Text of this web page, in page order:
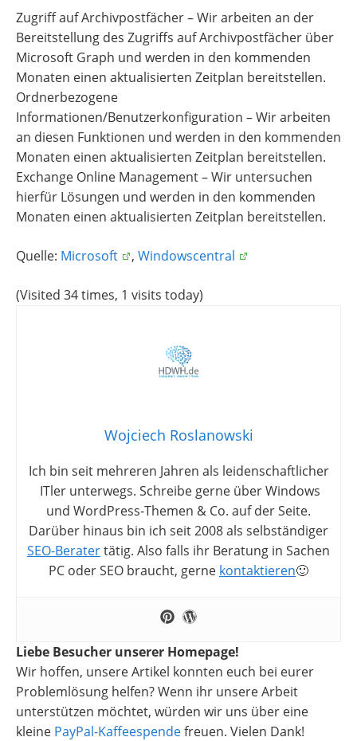
Zugriff auf Archivpostfächer – Wir arbeiten an der
Bereitstellung des Zugriffs auf Archivpostfächer über
Microsoft Graph und werden in den kommenden
Monaten einen aktualisierten Zeitplan bereitstellen.
Ordnerbezogene
Informationen/Benutzerkonfiguration – Wir arbeiten
an diesen Funktionen und werden in den kommenden
Monaten einen aktualisierten Zeitplan bereitstellen.
Exchange Online Management – ​​Wir untersuchen
hierfür Lösungen und werden in den kommenden
Monaten einen aktualisierten Zeitplan bereitstellen.
Quelle: Microsoft , Windowscentral
(Visited 34 times, 1 visits today)
Wojciech Roslanowski
Ich bin seit mehreren Jahren als leidenschaftlicher
ITler unterwegs. Schreibe gerne über Windows
und WordPress-Themen & Co. auf der Seite.
Darüber hinaus bin ich seit 2008 als selbständiger
SEO-Beratertätig. Also falls ihr Beratung in Sachen
PC oder SEO braucht, gerne kontaktieren🙂
Liebe Besucher unserer Homepage!
Wir hoffen, unsere Artikel konnten euch bei eurer
Problemlösung helfen? Wenn ihr unsere Arbeit
unterstützen möchtet, würden wir uns über eine
kleine PayPal-Kaffeespendefreuen. Vielen Dank!